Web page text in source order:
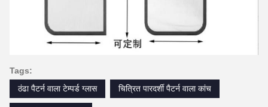
Tags:
ठंढा पैटर्न वाला टेम्पर्ड ग्लास
चित्रित पारदर्शी पैटर्न वाला कांच